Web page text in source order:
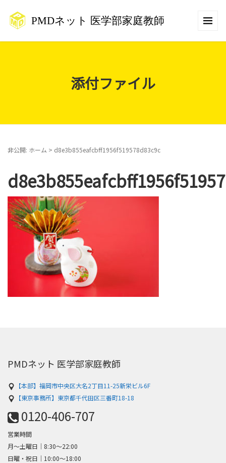
添付ファイル
非公開: ホーム > d8e3b855eafcbff1956f519578d83c9c
PMDネット 医学部家庭教師
【本部】福岡市中央区大名2丁目11-25新栄ビル6F
【東京事務所】東京都千代田区三番町18-18
0120-406-707
営業時間
月～土曜日│8:30〜22:00
日曜・祝日│10:00〜18:00